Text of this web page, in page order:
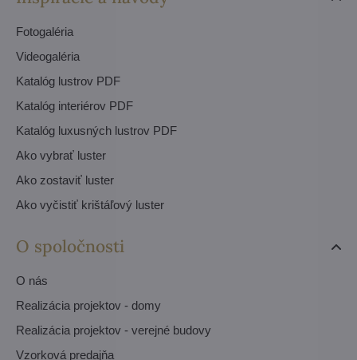
Fotogaléria
Videogaléria
Katalóg lustrov PDF
Katalóg interiérov PDF
Katalóg luxusných lustrov PDF
Ako vybrať luster
Ako zostaviť luster
Ako vyčistiť krištáľový luster
O spoločnosti
O nás
Realizácia projektov - domy
Realizácia projektov - verejné budovy
Vzorková predajňa